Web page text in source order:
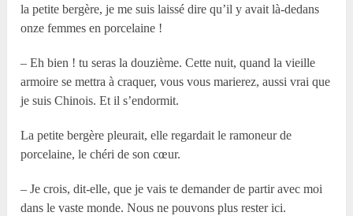
la petite bergère, je me suis laissé dire qu’il y avait là-dedans
onze femmes en porcelaine !
– Eh bien ! tu seras la douzième. Cette nuit, quand la vieille
armoire se mettra à craquer, vous vous marierez, aussi vrai que
je suis Chinois. Et il s’endormit.
La petite bergère pleurait, elle regardait le ramoneur de
porcelaine, le chéri de son cœur.
– Je crois, dit-elle, que je vais te demander de partir avec moi
dans le vaste monde. Nous ne pouvons plus rester ici.